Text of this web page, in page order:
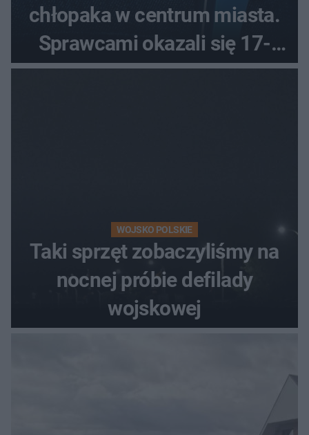
chłopaka w centrum miasta.
Sprawcami okazali się 17-
latkowie
WOJSKO POLSKIE
Taki sprzęt zobaczyliśmy na
nocnej próbie defilady
wojskowej